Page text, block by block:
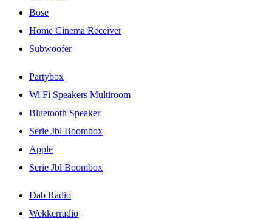
Bose
Home Cinema Receiver
Subwoofer
Partybox
Wi Fi Speakers Multiroom
Bluetooth Speaker
Serie Jbl Boombox
Apple
Serie Jbl Boombox
Dab Radio
Wekkerradio